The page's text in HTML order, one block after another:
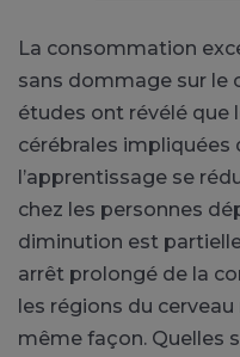
La consommation
sans dommage sur le
études ont révélé que
cérébrales impliquées
l’apprentissage se
chez les personnes
diminution est
arrêt prolongé de la
les régions du
même façon. Quelles